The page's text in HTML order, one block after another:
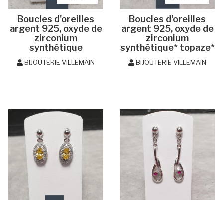
Boucles d'oreilles
argent 925, oxyde de
zirconium
synthétique
BIJOUTERIE VILLEMAIN
Boucles d'oreilles
argent 925, oxyde de
zirconium
synthétique* topaze*
BIJOUTERIE VILLEMAIN